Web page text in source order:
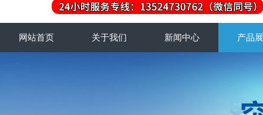
网站首页 关于我们 新闻中心 产品